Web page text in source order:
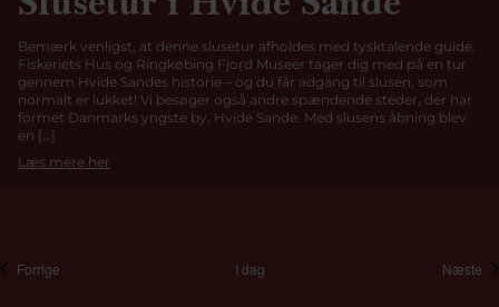
Bemærk venligst, at denne slusetur afholdes med tysktalende guide.
Fiskeriets Hus og Ringkøbing Fjord Museer tager dig med på en tur
gennem Hvide Sandes historie – og du får adgang til slusen, som
normalt er lukket! Vi besøger også andre spændende steder, der har
formet Danmarks yngste by, Hvide Sande. Med slusens åbning blev
en […]
Læs mere her
Forrige I dag Næste